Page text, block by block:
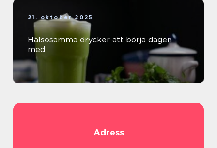
21. oktober 2025
Hälsosamma drycker att börja dagen
med
Adress